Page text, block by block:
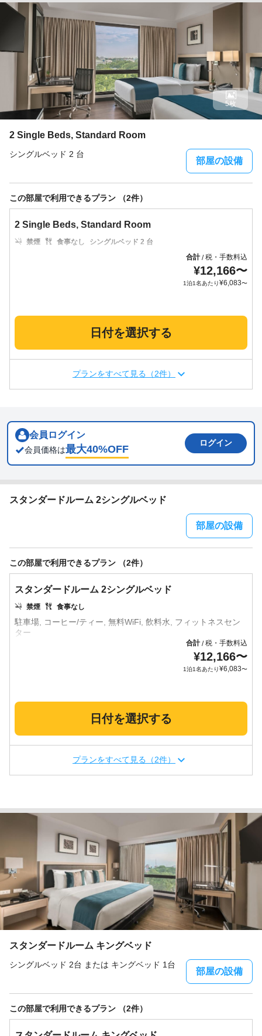
2 Single Beds, Standard Room
シングルベッド 2 台
部屋の設備
5枚
この部屋で利用できるプラン （2件）
2 Single Beds, Standard Room
禁煙 食事なし
シングルベッド 2 台
合計/税・手数料込
¥12,166〜
1泊1名あたり¥6,083〜
日付を選択する
プランをすべて見る（2件）
会員ログイン
会員価格は最大40%OFF
ログイン
スタンダードルーム 2シングルベッド
部屋の設備
この部屋で利用できるプラン （2件）
スタンダードルーム 2シングルベッド
禁煙 食事なし
駐車場, コーヒー/ティー, 無料WiFi, 飲料水, フィットネスセン
合計/税・手数料込
¥12,166〜
1泊1名あたり¥6,083〜
日付を選択する
プランをすべて見る（2件）
スタンダードルーム キングベッド
シングルベッド 2台 または キングベッド 1台
部屋の設備
この部屋で利用できるプラン （2件）